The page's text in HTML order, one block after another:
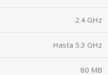
2.4 GHz
Hasta 5.3 GHz
80 MB